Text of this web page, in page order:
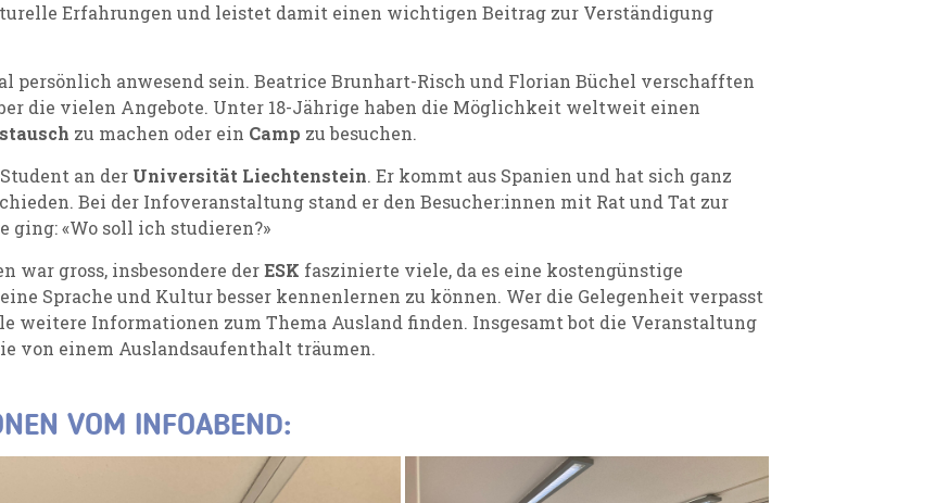
Erfahrungen und leistet damit einen wichtigen Beitrag zur Verständigung
persönlich anwesend sein. Beatrice Brunhart-Risch und Florian Büchel verschafften
die vielen Angebote. Unter 18-Jährige haben die Möglichkeit weltweit einen
zu machen oder ein Camp zu besuchen.
an der Universität Liechtenstein. Er kommt aus Spanien und hat sich ganz
Bei der Infoveranstaltung stand er den Besucher:innen mit Rat und Tat zur
ging: «Wo soll ich studieren?»
war gross, insbesondere derESK faszinierte viele, da es eine kostengünstige
Sprache und Kultur besser kennenlernen zu können. Wer die Gelegenheit verpasst
weitere Informationen zum Thema Ausland finden. Insgesamt bot die Veranstaltung
von einem Auslandsaufenthalt träumen.
VOM INFOABEND: